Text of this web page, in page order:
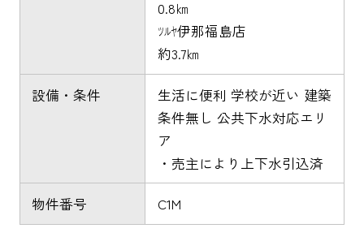
0.8㎞
ﾂﾙﾔ伊那福島店
約3.7㎞
設備・条件
生活に便利 学校が近い 建築
条件無し 公共下水対応エリ
ア
・売主により上下水引込済
物件番号 C1M